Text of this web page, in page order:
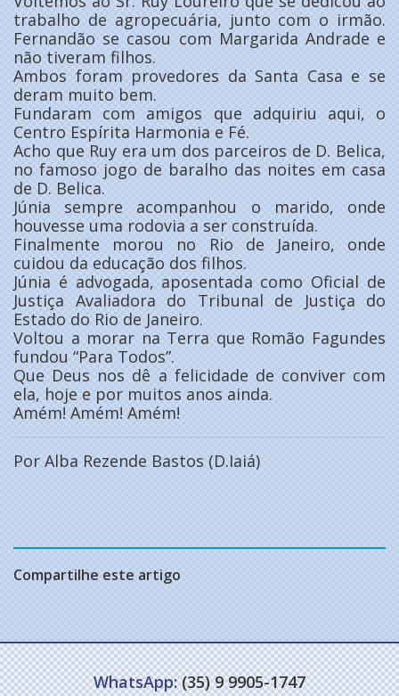
trabalho de agropecuária, junto com o irmão.
Fernandão se casou com Margarida Andrade e
não tiveram filhos.
Ambos foram provedores da Santa Casa e se
deram muito bem.
Fundaram com amigos que adquiriu aqui, o
Centro Espírita Harmonia e Fé.
Acho que Ruy era um dos parceiros de D. Belica,
no famoso jogo de baralho das noites em casa
de D. Belica.
Júnia sempre acompanhou o marido, onde
houvesse uma rodovia a ser construída.
Finalmente morou no Rio de Janeiro, onde
cuidou da educação dos filhos.
Júnia é advogada, aposentada como Oficial de
Justiça Avaliadora do Tribunal de Justiça do
Estado do Rio de Janeiro.
Voltou a morar na Terra que Romão Fagundes
fundou “Para Todos”.
Que Deus nos dê a felicidade de conviver com
ela, hoje e por muitos anos ainda.
Amém! Amém! Amém!
Por Alba Rezende Bastos (D.Iaiá)
Compartilhe este artigo
WhatsApp:(35) 9 9905-1747